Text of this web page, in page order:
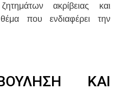
ακρίβειας και
που ενδιαφέρει την
ΚΑΙ